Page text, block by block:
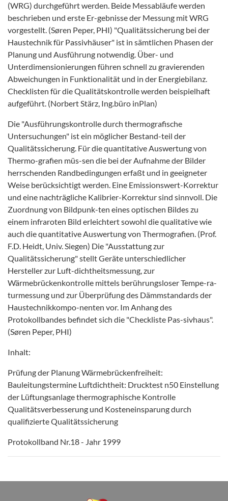
(WRG) durchgeführt werden. Beide Messabläufe werden
beschrieben und erste Er-gebnisse der Messung mit WRG
vorgestellt. (Søren Peper, PHI) "Qualitätssicherung bei der
Haustechnik für Passivhäuser" ist in sämtlichen Phasen der
Planung und Ausführung notwendig. Über- und
Unterdimensionierungen führen schnell zu gravierenden
Abweichungen in Funktionalität und in der Energiebilanz.
Checklisten für die Qualitätskontrolle werden beispielhaft
aufgeführt. (Norbert Stärz, Ing.büro inPlan)
Die "Ausführungskontrolle durch thermografische
Untersuchungen" ist ein möglicher Bestand-teil der
Qualitätssicherung. Für die quantitative Auswertung von
Thermo-grafien müs-sen die bei der Aufnahme der Bilder
herrschenden Randbedingungen erfaßt und in geeigneter
Weise berücksichtigt werden. Eine Emissionswert-Korrektur
und eine nachträgliche Kalibrier-Korrektur sind sinnvoll. Die
Zuordnung von Bildpunk-ten eines optischen Bildes zu
einem infraroten Bild erleichtert sowohl die qualitative wie
auch die quantitative Auswertung von Thermografien. (Prof.
F.D. Heidt, Univ. Siegen) Die "Ausstattung zur
Qualitätssicherung" stellt Geräte unterschiedlicher
Hersteller zur Luft-dichtheitsmessung, zur
Wärmebrückenkontrolle mittels berührungsloser Tempe-ra-
turmessung und zur Überprüfung des Dämmstandards der
Haustechnikkompo-nenten vor. Im Anhang des
Protokollbandes befindet sich die "Checkliste Pas-sivhaus".
(Søren Peper, PHI)
Inhalt:
Prüfung der Planung Wärmebrückenfreiheit:
Bauleitungstermine Luftdichtheit: Drucktest n50 Einstellung
der Lüftungsanlage thermographische Kontrolle
Qualitätsverbesserung und Kosteneinsparung durch
qualifizierte Qualitätssicherung
Protokollband Nr.18 - Jahr 1999